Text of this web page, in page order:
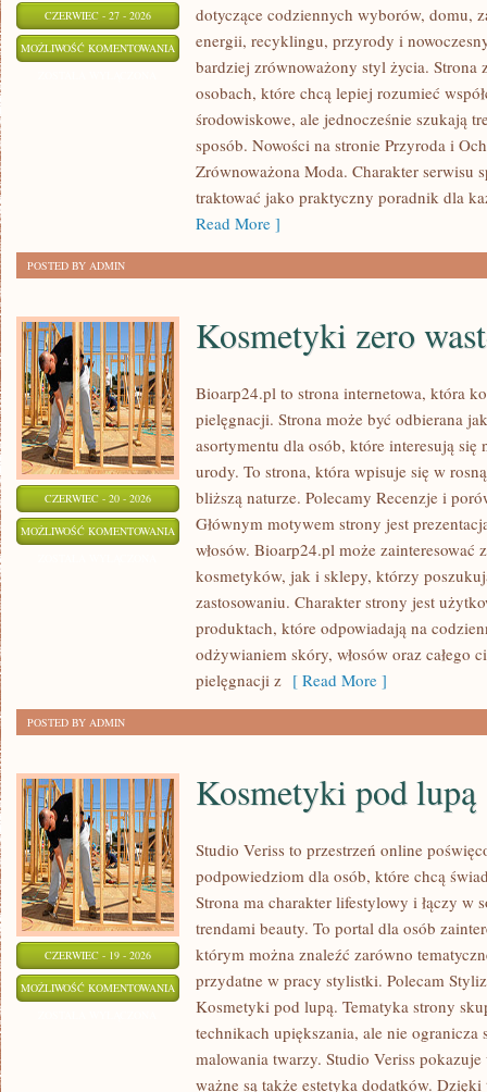
CZERWIEC - 27 - 2026
MOŻLIWOŚĆ KOMENTOWANIA
DOMU
dotyczące codziennych wyborów, domu,
energii, recyklingu, przyrody i
bardziej zrównoważony styl życia. Strona
osobach, które chcą lepiej rozumieć
środowiskowe, ale jednocześnie szukają
sposób. Nowości na stronie Przyroda i
Zrównoważona Moda. Charakter serwisu
traktować jako praktyczny poradnik dla
Read More ]
POSTED BY ADMIN
CZERWIEC - 20 - 2026
MOŻLIWOŚĆ KOMENTOWANIA KOSMETYKI
ZERO
WASTE
Kosmetyki zero
Bioarp24.pl to strona internetowa, która
pielęgnacji. Strona może być odbierana
asortymentu dla osób, które interesują się
urody. To strona, która wpisuje się w
bliższą naturze. Polecamy Recenzje i
Głównym motywem strony jest
włosów. Bioarp24.pl może zainteresować
kosmetyków, jak i sklepy, którzy
zastosowaniu. Charakter strony jest
produktach, które odpowiadają na
odżywianiem skóry, włosów oraz całego
pielęgnacji z [ Read More ]
POSTED BY ADMIN
CZERWIEC - 19 - 2026
MOŻLIWOŚĆ KOMENTOWANIA KOSMETYKI
LUPĄ
Kosmetyki pod lupą
Studio Veriss to przestrzeń online
podpowiedziom dla osób, które chcą
Strona ma charakter lifestylowy i łączy w
trendami beauty. To portal dla osób
którym można znaleźć zarówno
przydatne w pracy stylistki. Polecam
Kosmetyki pod lupą. Tematyka strony
technikach upiększania, ale nie ogranicza
malowania twarzy. Studio Veriss
ważne są także estetyka dodatków.